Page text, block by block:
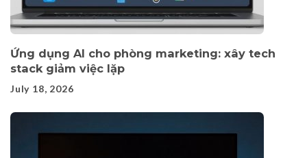
Ứng dụng AI cho phòng marketing: xây tech
stack giảm việc lặp
July 18, 2026